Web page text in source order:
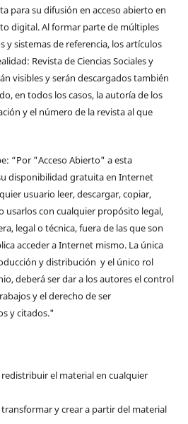
para su difusión en acceso abierto en
digital. Al formar parte de múltiples
y sistemas de referencia, los artículos
Revista de Ciencias Sociales y
visibles y serán descargados también
en todos los casos, la autoría de los
y el número de la revista al que
“Por "Acceso Abierto" a esta
disponibilidad gratuita en Internet
usuario leer, descargar, copiar,
usarlos con cualquier propósito legal,
legal o técnica, fuera de las que son
acceder a Internet mismo. La única
y distribución y el único rol
deberá ser dar a los autores el control
y el derecho de ser
y citados."
el material en cualquier
y crear a partir del material